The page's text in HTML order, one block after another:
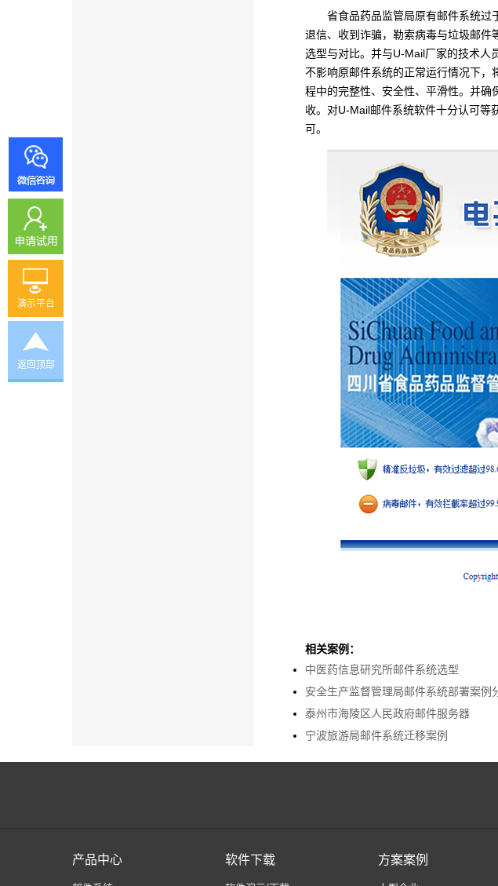
省食品药品监管局原有邮件系统过
退信、收到诈骗，勒索病毒与垃圾邮件
选型与对比。并与U-Mail厂家的技术人
不影响原邮件系统的正常运行情况下，
程中的完整性、安全性、平滑性。并
收。对U-Mail邮件系统软件十分认可等
可。
相关案例：
中医药信息研究所邮件系统选型
安全生产监督管理局邮件系统部署案例
泰州市海陵区人民政府邮件服务器
宁波旅游局邮件系统迁移案例
产品中心 软件下载 方案案例
演示平台
返回顶部